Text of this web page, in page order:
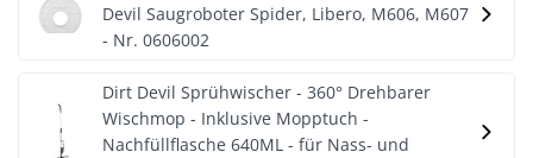
Devil Saugroboter Spider, Libero, M606, M607
- Nr. 0606002
Dirt Devil Sprühwischer - 360° Drehbarer
Wischmop - Inklusive Mopptuch -
Nachfüllflasche 640ML - für Nass- und